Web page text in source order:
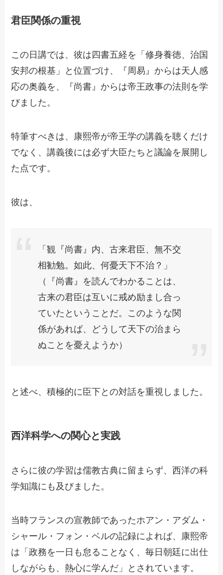
君臣関係の重視
この日講では、彼は四書五経を「修身養徳、治国
安邦の根基」と位置づけ、『周易』からは天人感
応の奥義を、『尚書』からは帝王政事の法則を学
びました。
特筆すべきは、康熙帝が帝王学の講義を聴くだけ
でなく、講義後には必ず大臣たちと議論を展開し
た点です。
彼は、
「観『尚書』内、古来君臣、無不交
相勧勉。如此、何憂天下不治？」
（『尚書』を読んでわかることは、
古来の君臣は互いに戒め励まし合っ
ていたということだ。このような関
係があれば、どうして天下の治まら
ぬことを憂えようか）
と述べ、積極的に臣下との対話を重視しました。
西洋科学への関心と実践
さらに彼の学習は儒教古典に留まらず、西洋の科
学知識にも及びました。
当時フランスの宣教師であったホアン・アダム・
シャール・フォン・ベルの記録によれば、康熙帝
は「政務を一日も怠ることなく、毎日朝廷に出仕
しながらも、熱心に学んだ」とされています。